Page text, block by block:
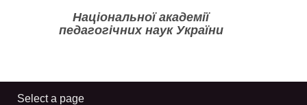
Національної академії
педагогічних наук України